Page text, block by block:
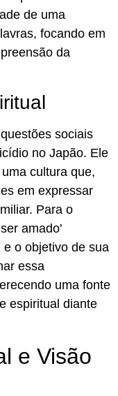
de uma
focando em
da
sociais
no Japão. Ele
cultura que,
em expressar
Para o
amado'
o objetivo de sua
essa
uma fonte
espiritual diante
e Visão